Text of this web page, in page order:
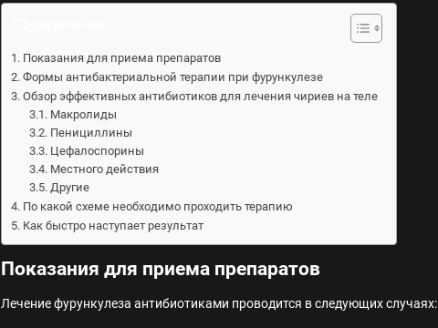
Показания для приема препаратов
Формы антибактериальной терапии при фурункулезе
Обзор эффективных антибиотиков для лечения чириев на теле
Макролиды
Пенициллины
Цефалоспорины
Местного действия
Другие
По какой схеме необходимо проходить терапию
Как быстро наступает результат
Показания для приема препаратов
Лечение фурункулеза антибиотиками проводится в следующих случаях: